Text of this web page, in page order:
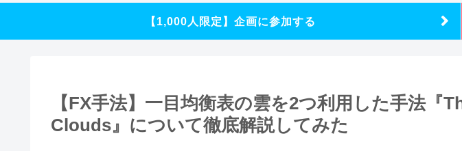
【1,000人限定】企画に参加する
【FX手法】一目均衡表の雲を2つ利用した手法『
Clouds』について徹底解説してみた